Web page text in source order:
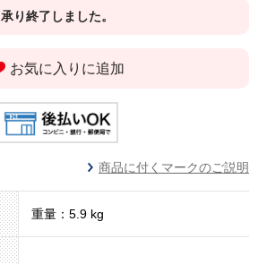
承り終了しました。
お気に入りに追加
商品に付くマークのご説明
重量：5.9 kg